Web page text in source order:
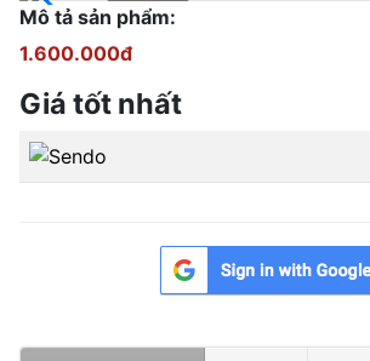
Mô tả sản phẩm:
1.600.000đ
Giá tốt nhất